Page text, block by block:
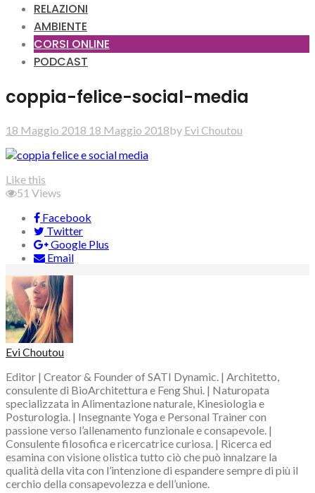
RELAZIONI
AMBIENTE
CORSI ONLINE
PODCAST
coppia-felice-social-media
18 Maggio 2018 18 Maggio 2018by Evi Choutou
Like this
51 Views
Facebook
Twitter
Google Plus
Email
Evi Choutou
Editor | Creator & Founder of SATI Dynamic. | Architetto,
consulente di BioArchitettura e Feng Shui. | Naturopata
specializzata in Alimentazione naturale, Kinesiologia e
Posturologia. | Insegnante Yoga e Personal Trainer con
passione verso l’allenamento funzionale e consapevole. |
Consulente filosofica e ricercatrice curiosa. | Ricerca ed
esamina con visione olistica tutto ciò che può innalzare la
qualità della vita con l’intenzione di espandere sempre di più il
cerchio della consapevolezza e dell’unione.